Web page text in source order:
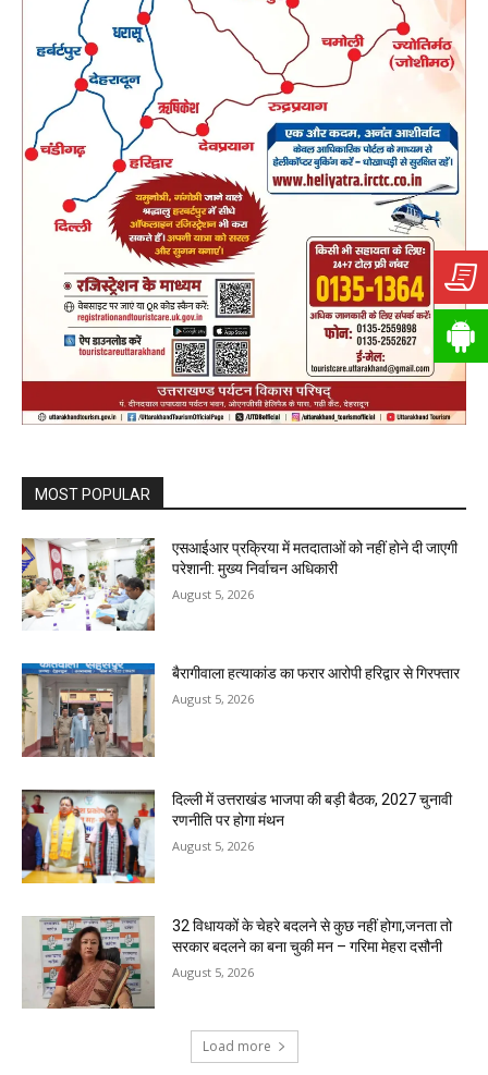
MOST POPULAR
एसआईआर प्रक्रिया में मतदाताओं को नहीं होने दी जाएगी
परेशानी: मुख्य निर्वाचन अधिकारी
August 5, 2026
बैरागीवाला हत्याकांड का फरार आरोपी हरिद्वार से गिरफ्तार
August 5, 2026
दिल्ली में उत्तराखंड भाजपा की बड़ी बैठक, 2027 चुनावी
रणनीति पर होगा मंथन
August 5, 2026
32 विधायकों के चेहरे बदलने से कुछ नहीं होगा,जनता तो
सरकार बदलने का बना चुकी मन – गरिमा मेहरा दसौनी
August 5, 2026
Load more